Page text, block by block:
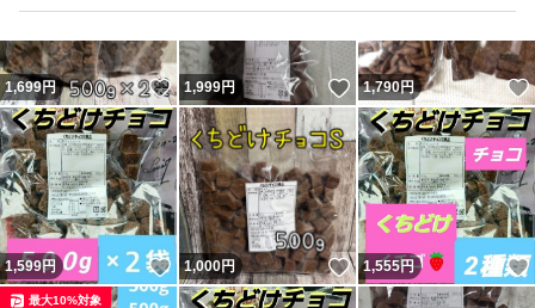
1,699円 いいね！
1,999円 いいね！
1,790円
1,599円 いいね！
1,000円 いいね！
1,555円
最大10%対象